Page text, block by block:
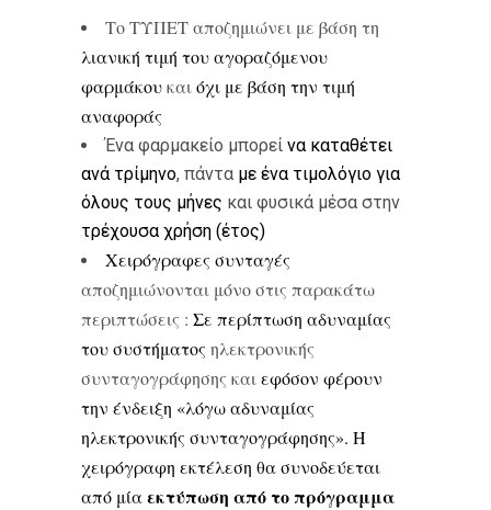
Το ΤΥΠΕΤ αποζημιώνει με βάση τη
λιανική τιμή του αγοραζόμενου
φαρμάκουκαιόχι με βάση την τιμή
αναφοράς
Ένα φαρμακείο μπορεί να καταθέτει
ανά τρίμηνο, πάντα με ένα τιμολόγιο για
όλους τους μήνες και φυσικά μέσα στην
τρέχουσα χρήση (έτος)
Χειρόγραφες συνταγές
αποζημιώνονται μόνο στις παρακάτω
περιπτώσεις : Σε περίπτωση αδυναμίας
του συστήματος ηλεκτρονικής
συνταγογράφησης καιεφόσον φέρουν
την ένδειξη «λόγω αδυναμίας
ηλεκτρονικής συνταγογράφησης». Η
χειρόγραφη εκτέλεση θα συνοδεύεται
από μίαεκτύπωση από το πρόγραμμα